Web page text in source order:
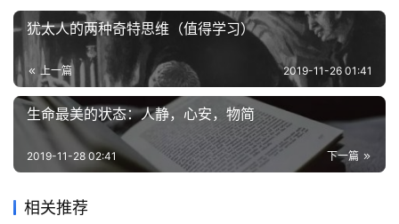
具
问
答
专
区
常
网
登录 注册
道呢？”孔子说∶“这就是孝。它是一切德行的根本，也是教
化产生的根源。你回原来位置坐下，我告诉你。人的身体四
肢、毛发皮肤，都是父母赋与的，不敢予以损毁伤残，这是
孝的开始。人在世上遵循仁义道德，有所建树，显扬名声於
后世，从而使父母显赫荣耀，这是孝的终极目标。所谓孝，
最初是从侍奉父母开始，然后效力於国君，最终建功立业，
功成名就。《诗经·大雅·文王》篇中说过∶‘怎麽能不思念你
犹太人的两种奇特思维（值得学习）
上一篇 2019-11-26 01:41
生命最美的状态：人静，心安，物简
下一篇
2019-11-28 02:41
相关推荐